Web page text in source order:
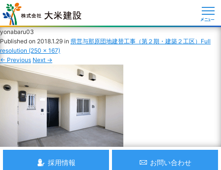
メニュー
yonabaru03
Published on 2018.1.29 in 県営与那原団地建替工事（第２期・建築２工区） Full
resolution (250 × 167)
← Previous Next →
採用情報 お問い合わせ